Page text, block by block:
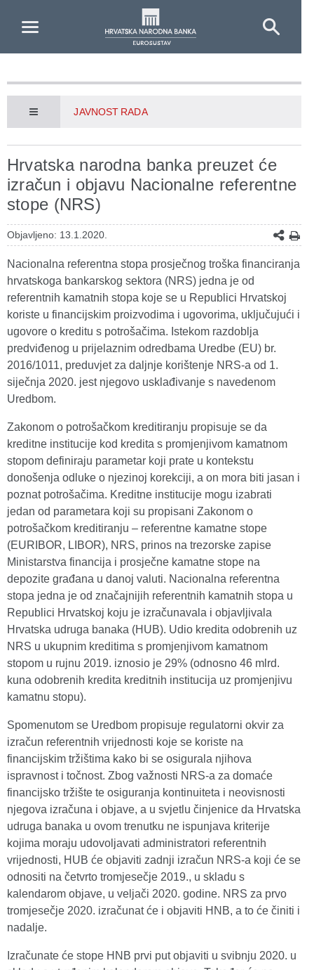
JAVNOST RADA
Hrvatska narodna banka preuzet će
izračun i objavu Nacionalne referentne
stope (NRS)
Objavljeno: 13.1.2020.
Nacionalna referentna stopa prosječnog troška financiranja
hrvatskoga bankarskog sektora (NRS) jedna je od
referentnih kamatnih stopa koje se u Republici Hrvatskoj
koriste u financijskim proizvodima i ugovorima, uključujući i
ugovore o kreditu s potrošačima. Istekom razdoblja
predviđenog u prijelaznim odredbama Uredbe (EU) br.
2016/1011, preduvjet za daljnje korištenje NRS-a od 1.
siječnja 2020. jest njegovo usklađivanje s navedenom
Uredbom.
Zakonom o potrošačkom kreditiranju propisuje se da
kreditne institucije kod kredita s promjenjivom kamatnom
stopom definiraju parametar koji prate u kontekstu
donošenja odluke o njezinoj korekciji, a on mora biti jasan i
poznat potrošačima. Kreditne institucije mogu izabrati
jedan od parametara koji su propisani Zakonom o
potrošačkom kreditiranju – referentne kamatne stope
(EURIBOR, LIBOR), NRS, prinos na trezorske zapise
Ministarstva financija i prosječne kamatne stope na
depozite građana u danoj valuti. Nacionalna referentna
stopa jedna je od značajnijih referentnih kamatnih stopa u
Republici Hrvatskoj koju je izračunavala i objavljivala
Hrvatska udruga banaka (HUB). Udio kredita odobrenih uz
NRS u ukupnim kreditima s promjenjivom kamatnom
stopom u rujnu 2019. iznosio je 29% (odnosno 46 mlrd.
kuna odobrenih kredita kreditnih institucija uz promjenjivu
kamatnu stopu).
Spomenutom se Uredbom propisuje regulatorni okvir za
izračun referentnih vrijednosti koje se koriste na
financijskim tržištima kako bi se osigurala njihova
ispravnost i točnost. Zbog važnosti NRS-a za domaće
financijsko tržište te osiguranja kontinuiteta i neovisnosti
njegova izračuna i objave, a u svjetlu činjenice da Hrvatska
udruga banaka u ovom trenutku ne ispunjava kriterije
kojima moraju udovoljavati administratori referentnih
vrijednosti, HUB će objaviti zadnji izračun NRS-a koji će se
odnositi na četvrto tromjesečje 2019., u skladu s
kalendarom objave, u veljači 2020. godine. NRS za prvo
tromjesečje 2020. izračunat će i objaviti HNB, a to će činiti i
nadalje.
Izračunate će stope HNB prvi put objaviti u svibnju 2020. u